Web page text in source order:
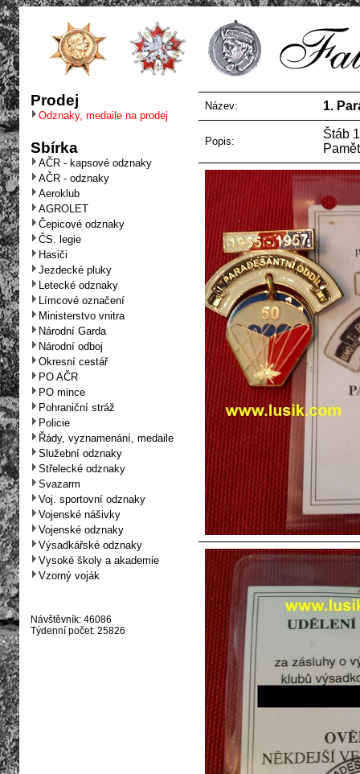
Prodej
Odznaky, medaile na prodej
Sbírka
AČR - kapsové odznaky
AČR - odznaky
Aeroklub
AGROLET
Čepicové odznaky
ČS. legie
Hasiči
Jezdecké pluky
Letecké odznaky
Límcové označení
Ministerstvo vnitra
Národní Garda
Národní odboj
Okresní cestář
PO AČR
PO mince
Pohraniční stráž
Policie
Řády, vyznamenání, medaile
Služební odznaky
Střelecké odznaky
Svazarm
Voj. sportovní odznaky
Vojenské nášivky
Vojenské odznaky
Výsadkářské odznaky
Vysoké školy a akademie
Vzorný voják
Návštěvník: 46086
Týdenní počet: 25826
Název: 1.
Popis:
Štáb